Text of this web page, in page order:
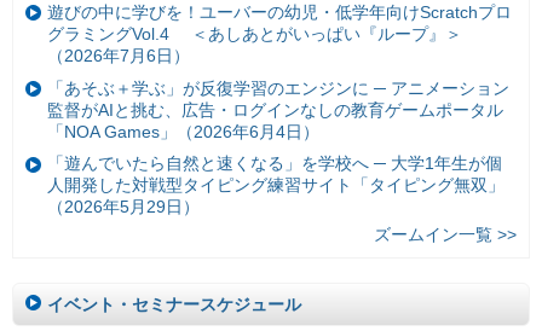
遊びの中に学びを！ユーバーの幼児・低学年向けScratchプロ
グラミングVol.4 ＜あしあとがいっぱい『ループ』＞
（2026年7月6日）
「あそぶ＋学ぶ」が反復学習のエンジンに ─ アニメーション
監督がAIと挑む、広告・ログインなしの教育ゲームポータル
「NOA Games」（2026年6月4日）
「遊んでいたら自然と速くなる」を学校へ ─ 大学1年生が個
人開発した対戦型タイピング練習サイト「タイピング無双」
（2026年5月29日）
ズームイン一覧 >>
イベント・セミナースケジュール